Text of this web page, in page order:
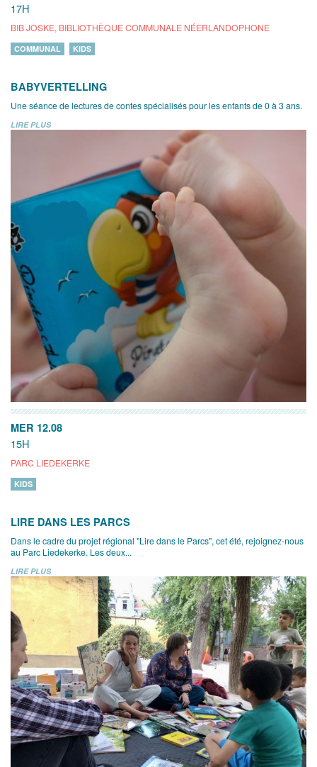
17H
BIB JOSKE, BIBLIOTHÈQUE COMMUNALE NÉERLANDOPHONE
COMMUNAL KIDS
BABYVERTELLING
Une séance de lectures de contes spécialisés pour les enfants de 0 à 3 ans.
LIRE PLUS
MER 12.08
15H
PARC LIEDEKERKE
KIDS
LIRE DANS LES PARCS
Dans le cadre du projet régional "Lire dans le Parcs", cet été, rejoignez-nous
au Parc Liedekerke. Les deux...
LIRE PLUS